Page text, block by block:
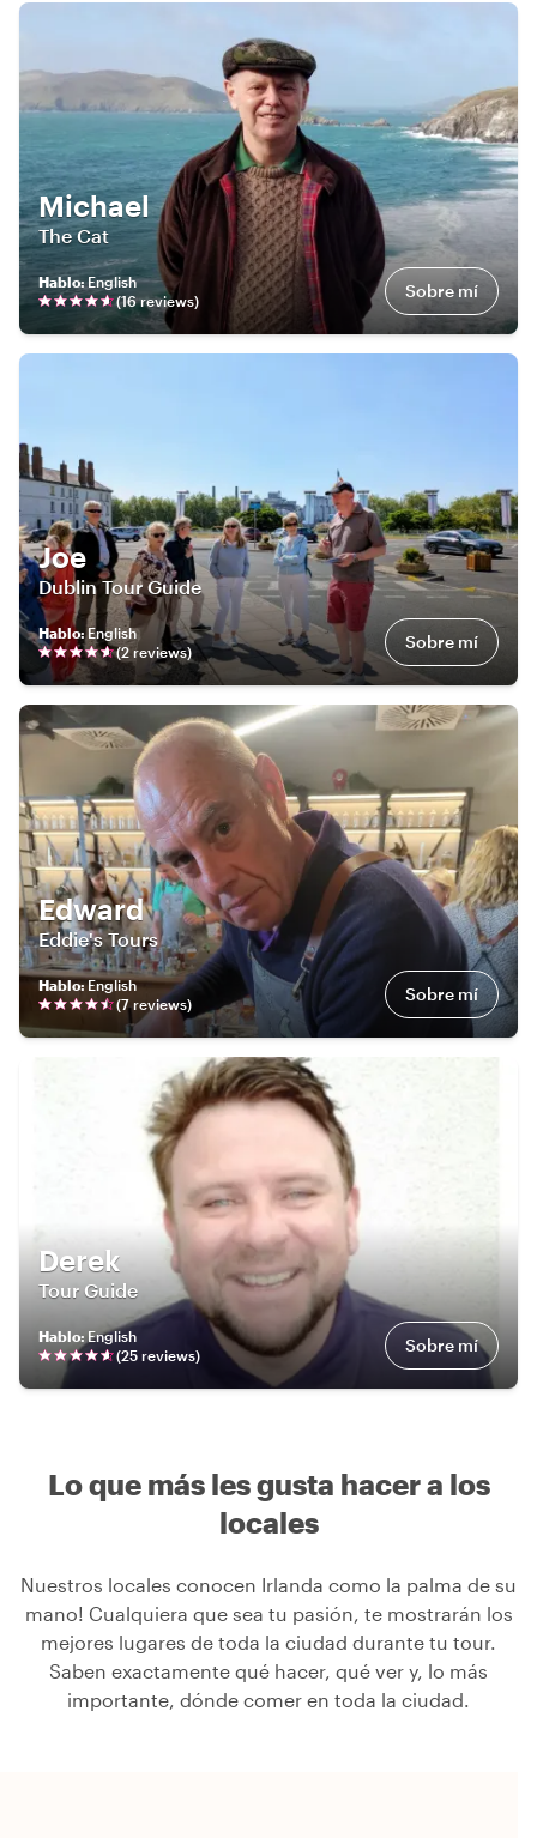
Michael
The Cat
Hablo:English
(16reviews) Sobre mí
Joe
Dublin Tour Guide
Hablo: English
(2 reviews) Sobre mí
Edward
Eddie's Tours
Hablo:English
(7 reviews) Sobre mí
Derek
Tour Guide
Hablo: English
(25 reviews) Sobre mí
Lo que más les gusta hacer a los
locales
Nuestros locales conocen Irlanda como la palma de su
mano! Cualquiera que sea tu pasión, te mostrarán los
mejores lugares de toda la ciudad durante tu tour.
Saben exactamente qué hacer, qué ver y, lo más
importante, dónde comer en toda la ciudad.